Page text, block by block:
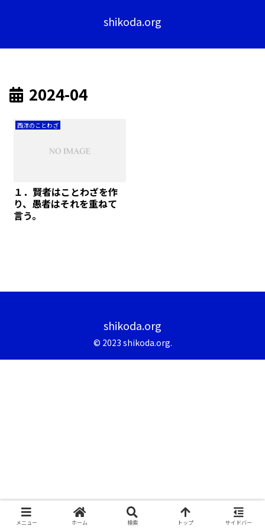
shikoda.org
2024-04
西洋のことわざ
１．賢者はことわざを作
り、愚者はそれを重ねて
言う。
shikoda.org
© 2023 shikoda.org.
メニュー ホーム 検索 トップ サイドバー